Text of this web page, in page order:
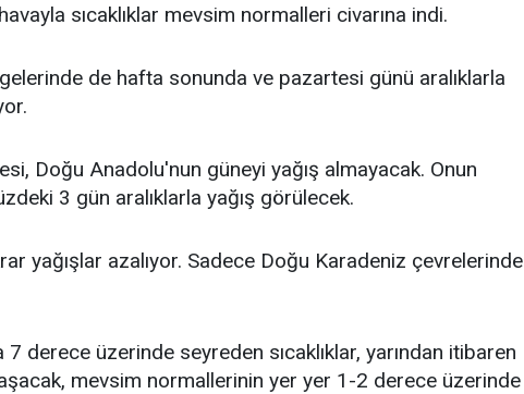
sıcaklıklar mevsim normalleri civarına indi.
de hafta sonunda ve pazartesi günü aralıklarla
Doğu Anadolu'nun güneyi yağış almayacak. Onun
3 gün aralıklarla yağış görülecek.
yağışlar azalıyor. Sadece Doğu Karadeniz çevrelerinde
derece üzerinde seyreden sıcaklıklar, yarından itibaren
mevsim normallerinin yer yer 1-2 derece üzerinde